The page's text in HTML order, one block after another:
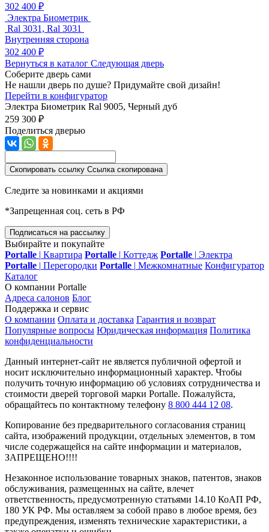
302 400 ₽
Электра Биометрик
Ral 3031, Ral 3031
Внутренняя сторона
302 400 ₽
Вернуться в каталог Следующая дверь
Соберите дверь сами
Не нашли дверь по душе? Придумайте свой дизайн!
Перейти в конфигуратор
Электра Биометрик Ral 9005, Черный дуб
259 300 ₽
Поделиться дверью
Скопировать ссылку Ссылка скопирована
Следите за новинками и акциями
*Запрещенная соц. сеть в РФ
Подписаться на рассылку
Выбирайте и покупайте
Portalle | Квартира Portalle | Коттедж Portalle | Электра
Portalle | Перегородки Portalle | Межкомнатные Конфигуратор
Каталог
О компании Portalle
Адреса салонов Блог
Поддержка и сервис
О компании Оплата и доставка Гарантия и возврат
Популярные вопросы Юридическая информация Политика
конфиденциальности
Данный интернет-сайт не является публичной офертой и
носит исключительно информационный характер. Чтобы
получить точную информацию об условиях сотрудничества и
стоимости дверей торговой марки Portalle. Пожалуйста,
обращайтесь по контактному телефону 8 800 444 12 08.
Копирование без предварительного согласования страниц
сайта, изображений продукции, отдельных элементов, в том
числе содержащейся на сайте информации и материалов,
ЗАПРЕЩЕНО!!!!
Незаконное использование товарных знаков, патентов, знаков
обслуживания, размещенных на сайте, влечет
ответственность, предусмотренную статьями 14.10 КоАП РФ,
180 УК РФ. Мы оставляем за собой право в любое время, без
предупреждения, изменять технические характеристики, а